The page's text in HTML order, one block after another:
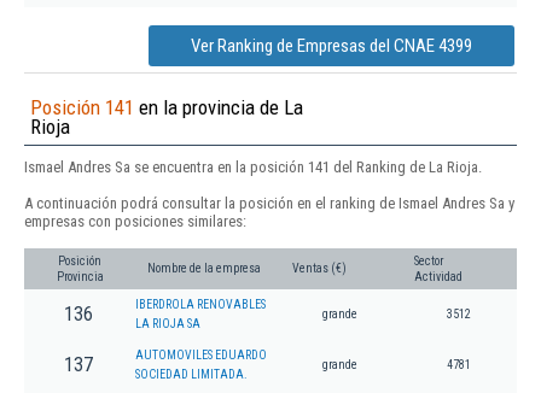
Ver Ranking de Empresas del CNAE 4399
Posición 141 en la provincia de La
Rioja
Ismael Andres Sa se encuentra en la posición 141 del Ranking de La Rioja.
A continuación podrá consultar la posición en el ranking de Ismael Andres Sa y
empresas con posiciones similares:
Posición
Provincia
Nombre de la empresa Ventas (€)
Sector
Actividad
136
IBERDROLA RENOVABLES
LA RIOJA SA
grande 3512
137
AUTOMOVILES EDUARDO
SOCIEDAD LIMITADA.
grande 4781